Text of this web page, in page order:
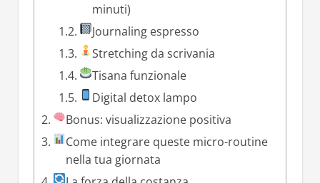
minuti)
Journaling espresso
Stretching da scrivania
Tisana funzionale
Digital detox lampo
Bonus: visualizzazione positiva
Come integrare queste micro-routine
nella tua giornata